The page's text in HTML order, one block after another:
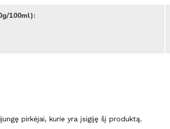
100ml):
pirkėjai, kurie yra įsigiję šį produktą.